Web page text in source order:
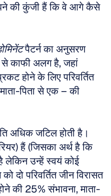
की कुंजी हैं कि वे आगे कैसे
पैटर्न का अनुसरण
से काफी अलग है, जहां
होने के लिए परिवर्तित
पिता से एक – की
अधिक जटिल होती है।
हैं (जिसका अर्थ है कि
लेकिन उन्हें स्वयं कोई
दो परिवर्तित जीन विरासत
की 25% संभावना, माता-